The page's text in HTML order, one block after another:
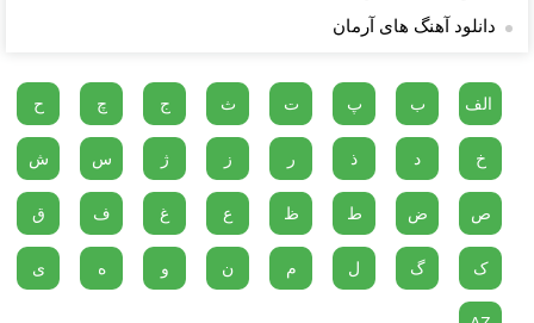
دانلود آهنگ های آرمان
الف ب پ ت ث ج چ ح
خ د ذ ر ز ژ س ش
ص ض ط ظ ع غ ف ق
ک گ ل م ن و ه ی